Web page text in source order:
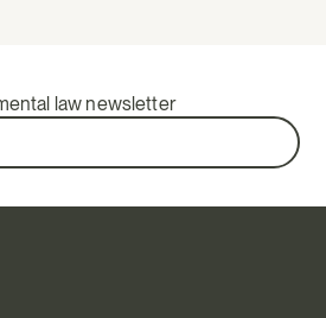
law newsletter